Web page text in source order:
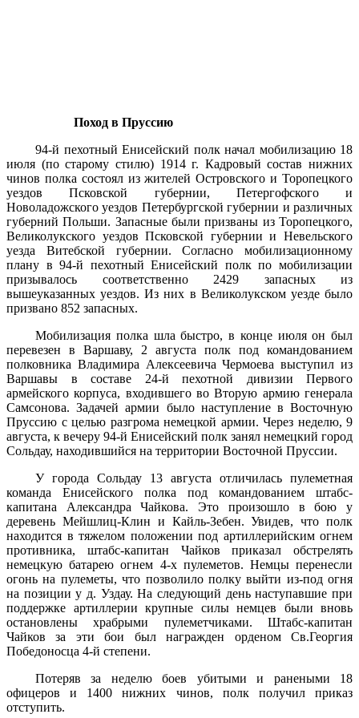
Поход в Пруссию
94-й пехотный Енисейский полк начал мобилизацию 18
июля (по старому стилю) 1914 г. Кадровый состав нижних
чинов полка состоял из жителей Островского и Торопецкого
уездов Псковской губернии, Петергофского и
Новоладожского уездов Петербургской губернии и различных
губерний Польши. Запасные были призваны из Торопецкого,
Великолукского уездов Псковской губернии и Невельского
уезда Витебской губернии. Согласно мобилизационному
плану в 94-й пехотный Енисейский полк по мобилизации
призывалось соответственно 2429 запасных из
вышеуказанных уездов. Из них в Великолукском уезде было
призвано 852 запасных.
Мобилизация полка шла быстро, в конце июля он был
перевезен в Варшаву, 2 августа полк под командованием
полковника Владимира Алексеевича Чермоева выступил из
Варшавы в составе 24-й пехотной дивизии Первого
армейского корпуса, входившего во Вторую армию генерала
Самсонова. Задачей армии было наступление в Восточную
Пруссию с целью разгрома немецкой армии. Через неделю, 9
августа, к вечеру 94-й Енисейский полк занял немецкий город
Сольдау, находившийся на территории Восточной Пруссии.
У города Сольдау 13 августа отличилась пулеметная
команда Енисейского полка под командованием штабс-
капитана Александра Чайкова. Это произошло в бою у
деревень Мейшлиц-Клин и Кайль-Зебен. Увидев, что полк
находится в тяжелом положении под артиллерийским огнем
противника, штабс-капитан Чайков приказал обстрелять
немецкую батарею огнем 4-х пулеметов. Немцы перенесли
огонь на пулеметы, что позволило полку выйти из-под огня
на позиции у д. Уздау. На следующий день наступавшие при
поддержке артиллерии крупные силы немцев были вновь
остановлены храбрыми пулеметчиками. Штабс-капитан
Чайков за эти бои был награжден орденом Св.Георгия
Победоносца 4-й степени.
Потеряв за неделю боев убитыми и ранеными 18
офицеров и 1400 нижних чинов, полк получил приказ
отступить.